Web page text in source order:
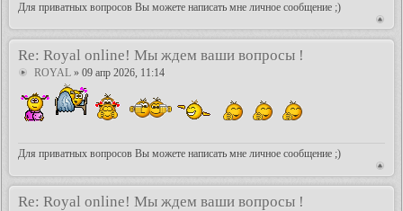
Для приватных вопросов Вы можете написать мне личное сообщение ;)
Re: Royal online! Мы ждем ваши вопросы !
ROYAL » 09 апр 2026, 11:14
Для приватных вопросов Вы можете написать мне личное сообщение ;)
Re: Royal online! Мы ждем ваши вопросы !